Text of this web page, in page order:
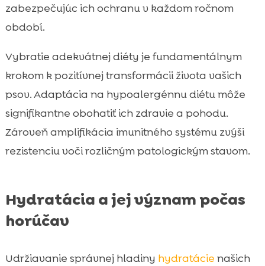
zabezpečujúc ich ochranu v každom ročnom
období.
Vybratie adekvátnej diéty je fundamentálnym
krokom k pozitívnej transformácii života vašich
psov. Adaptácia na hypoalergénnu diétu môže
signifikantne obohatiť ich zdravie a pohodu.
Zároveň amplifikácia imunitného systému zvýši
rezistenciu voči rozličným patologickým stavom.
Hydratácia a jej význam počas
horúčav
Udržiavanie správnej hladiny hydratácie našich